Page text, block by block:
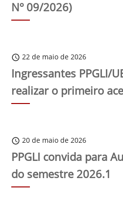
Nº 09/2026)
schedule 22 de maio de 2026
Ingressantes PPGLI/
realizar o primeiro
schedule 20 de maio de 2026
PPGLI convida para
do semestre 2026.1